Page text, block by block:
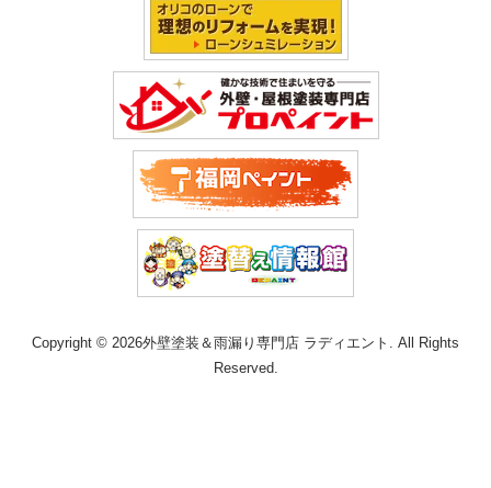
Copyright © 2026外壁塗装＆雨漏り専門店 ラディエント. All Rights
Reserved.